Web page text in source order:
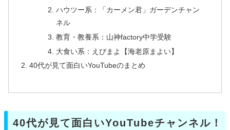
ハウツー系：「カーメン君」ガーデンチャン
ネル
教育・教養系：山神factory中学受験
大食い系：えびまよ【海老原まよい】
40代が見て面白いYouTubeのまとめ
40代が見て面白いYouTubeチャンネル！